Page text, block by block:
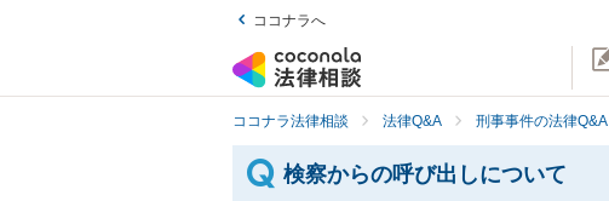
ココナラへ
ココナラ法律相談 法律Q&A 刑事事件の法律Q&A
検察からの呼び出しについて